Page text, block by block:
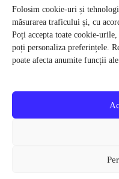
Folosim cookie-uri și
măsurarea traficului și, cu
Poți accepta toate cookie-
poți personaliza preferințele.
poate afecta anumite funcții
Retur
Cariere
Politica de Confidentialitate
Politica de cookie-uri